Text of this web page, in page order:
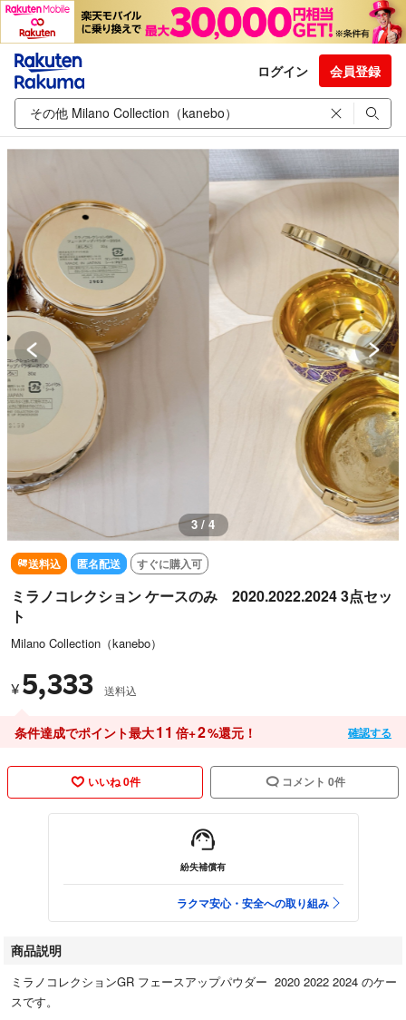
ログイン 会員登録
3 / 4
送料込 匿名配送 すぐに購入可
ミラノコレクション ケースのみ 2020.2022.2024 3点セッ
ト
Milano Collection（kanebo）
¥ 5,333 送料込
条件達成でポイント最大11 倍+2%還元！ 確認する
いいね 0件 コメント 0件
紛失補償有
ラクマ安心・安全への取り組み
商品説明
ミラノコレクションGR フェースアップパウダー 2020 2022 2024 のケー
スです。